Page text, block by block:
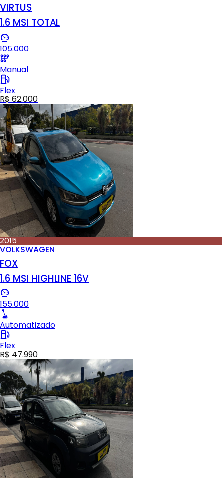
VIRTUS
1.6 MSI TOTAL
105.000
Manual
Flex
R$ 62.000
2015
VOLKSWAGEN
FOX
1.6 MSI HIGHLINE 16V
155.000
Automatizado
Flex
R$ 47.990